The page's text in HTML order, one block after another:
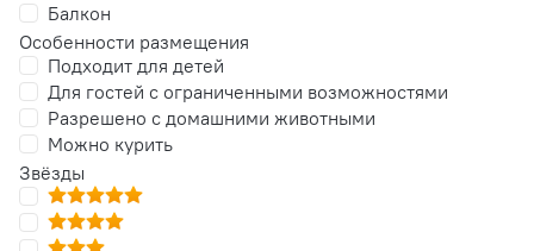
Балкон
Особенности размещения
Подходит для детей
Для гостей с ограниченными возможностями
Разрешено с домашними животными
Можно курить
Звёзды